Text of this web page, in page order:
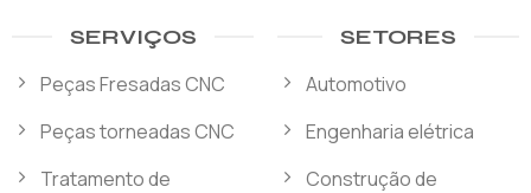
SERVIÇOS
Peças Fresadas CNC
Peças torneadas CNC
Tratamento de
SETORES
Automotivo
Engenharia elétrica
Construção de